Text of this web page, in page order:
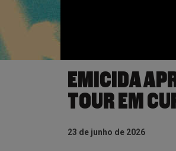
EMICIDA
TOUR EM
23 de junho de 2026